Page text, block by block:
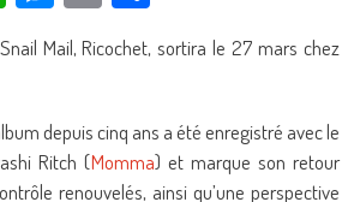
Mail, Ricochet, sortira le 27 mars chez
depuis cinq ans a été enregistré avec le
Ritch (Momma) et marque son retour
renouvelés, ainsi qu’une perspective